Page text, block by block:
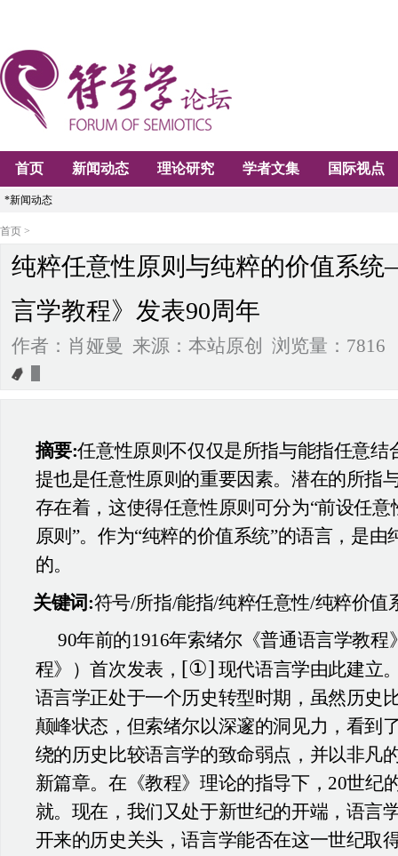
首页 新闻动态 理论研究 学者文集 国际视点
*新闻动态
首页 >
纯粹任意性原则与纯粹的价值系
言学教程》发表90周年
作者：肖娅曼 来源：本站原创 浏览量：7816
摘要:任意性原则不仅仅是所指与能指任意结
提也是任意性原则的重要因素。潜在的所指
存在着，这使得任意性原则可分为“前设任意
原则”。作为“纯粹的价值系统”的语言，是由
的。
关键词:符号/所指/能指/纯粹任意性/纯粹价值
90年前的1916年索绪尔《普通语言学教程
程》）首次发表， [①] 现代语言学由此建立
语言学正处于一个历史转型时期，虽然历史
颠峰状态，但索绪尔以深邃的洞见力，看到
绕的历史比较语言学的致命弱点，并以非凡
新篇章。在《教程》理论的指导下，20世纪
就。现在，我们又处于新世纪的开端，语言
开来的历史关头，语言学能否在这一世纪取